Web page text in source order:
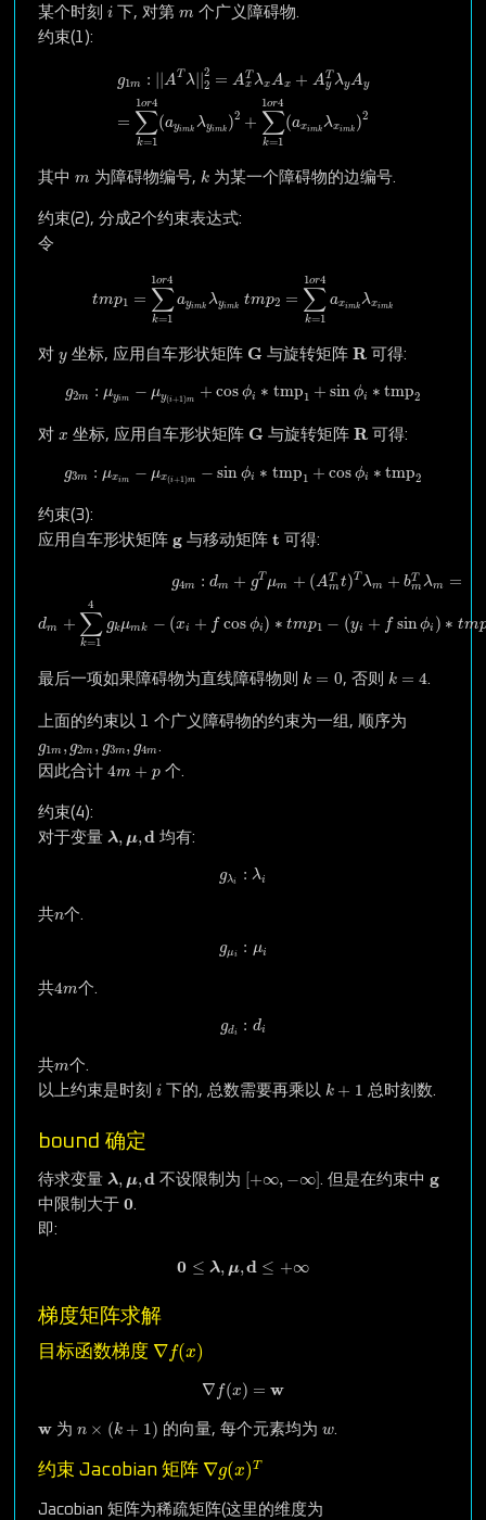
某个时刻 i 下, 对第 m
m 个广义障碍物.
约束(1):
g1m : || A T λ ||2
2 = AT
x λx Ax + A T
y λyA y
=
1or4
∑
k=1
(ayimk λyimk )2 +
1or4
∑
k=1
(aximk λximk )2
T A yT k=
其中 m
m 为障碍物编号, k
k 为某一个障碍物的边编号.
约束(2), 分成2个约束表达式:
令
tmp1 =
1or4
∑
k=1
ayimk λyimk tmp2 =
1or4
∑
k=1
aximk λximk
k 1 t m
对 y
y 坐标, 应用自车形状矩阵 G
G 与旋转矩阵R
R 可得:
g2m : μyim − μy(i+1)m + cos ϕi ∗ tmp1 + sin ϕi ∗ tmp2
m cosϕ i∗ + sin ϕi ∗ tmp
对 x
x 坐标, 应用自车形状矩阵 G
G 与旋转矩阵 R
R 可得:
g3m : μxim − μx(i+1)m − sin ϕi ∗ tmp1 + cos ϕi ∗ tmp2
sin ϕ tmp + i tmp
约束(3):
应用自车形状矩阵 g
g 与移动矩阵 t
t 可得:
g4m : dm + gT μm + (AT
mt)T λm + bT
mλm =
dm +
4
∑
k=1
gkμmk − (xi + f cos ϕi ) ∗ tmp1 − (yi + f sinϕi ) ∗ tm
bm = m + ∑ kμ
最后一项如果障碍物为直线障碍物则 k = 0
k , 否则 k = 4
k .
上面的约束以 1 个广义障碍物的约束为一组, 顺序为
g1m , g2m , g3m, g4m
g1 ,g m,g m,
因此合计 4m + p
4 +p 个.
约束(4):
对于变量 λ, μ,d
λ 均有:
gλi : λi
λ
共n
n个.
gμi : μi
g i: μi
共4m
4 个.
gdi : di
i
共m
m个.
以上约束是时刻 i 下的, 总数需要再乘以 k + 1
k +1 总时刻数.
bound 确定
待求变量 λ, μ,d
λ 不设限制为 [+∞, −∞]
[ + ]
. 但是在约束中 g
g
中限制大于 0
0.
即:
0 ≤ λ, μ,d ≤ +∞
0 ≤λ d≤ +∞
梯度矩阵求解
目标函数梯度 ∇f(x)
∇f (x
∇ f(x) = w
∇f( x)
w
w 为 n × (k + 1)
+1
的向量, 每个元素均为 w
w.
约束 Jacobian 矩阵 ∇g(x)T
∇g (x )T
Jacobian 矩阵为稀疏矩阵(这里的维度为